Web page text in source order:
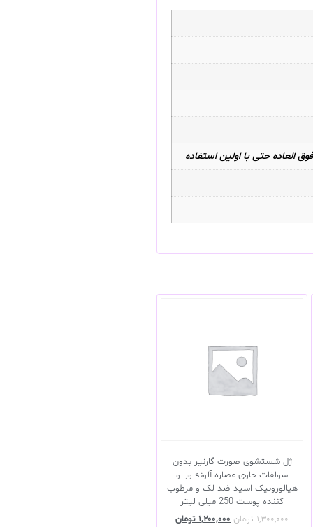
العاده حتی با اولین استفاده
ژل شستشوی صورت گارنیر بدون
سولفات حاوی عصاره آلوئه ورا و
هیالورونیک اسید ضد لک و مرطوب
کننده پوست 250 میلی لیتر
۱,۳۰۰,۰۰۰ تومان ۱,۲۰۰,۰۰۰ تومان